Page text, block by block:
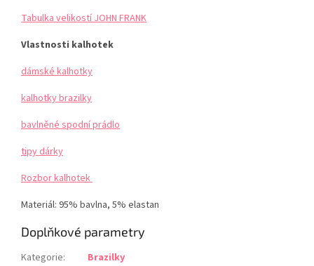
Tabulka velikostí JOHN FRANK
Vlastnosti kalhotek
dámské kalhotky
kalhotky brazilky
bavlněné spodní prádlo
tipy dárky
Rozbor kalhotek
Materiál: 95% bavlna, 5% elastan
Doplňkové parametry
Kategorie:
Brazilky